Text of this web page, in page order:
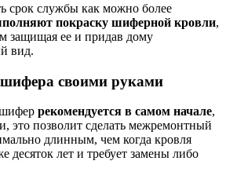
срок службы как можно более
покраску шиферной кровли,
защищая ее и придав дому
вид.
своими руками
рекомендуется в самом начале,
это позволит сделать межремонтный
длинным, чем когда кровля
десяток лет и требует замены либо